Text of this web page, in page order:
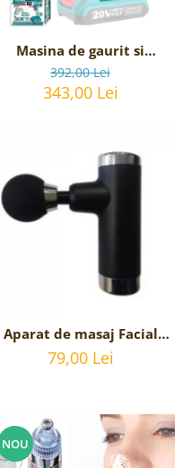
Masina de gaurit si
insurubat cu acumulator
TOTAL - 20V, 2Ah,
392,00 Lei
343,00 Lei
Aparat de masaj Facial
Gun Impact Mini-KH 550 -
Negru
79,00 Lei
NOU